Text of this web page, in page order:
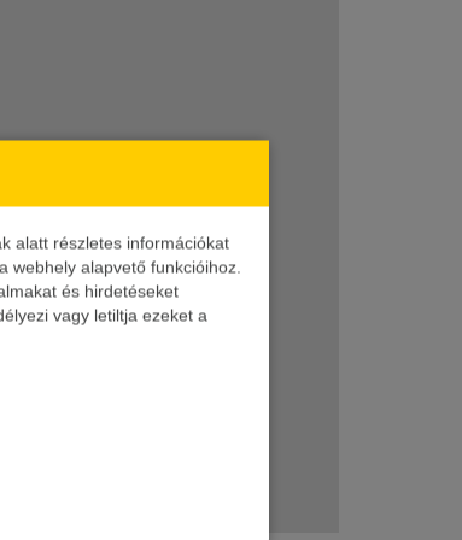
alatt részletes információkat
webhely alapvető funkcióihoz.
és hirdetéseket
vagy letiltja ezeket a